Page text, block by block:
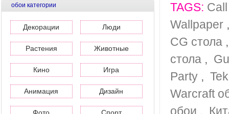
обои категории
Декорации Люди
Растения Животные
Кино Игра
Анимация Дизайн
TAGS:
Wallpaper
CG стола
стола ,
Party ,
Warcraft
обои ,